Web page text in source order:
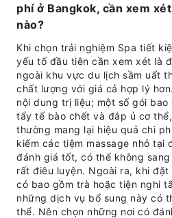
phí ở Bangkok, cần xem
nào?
Khi chọn trải nghiệm Spa tiết
yếu tố đầu tiên cần xem xét là
ngoài khu vực du lịch sầm uất
chất lượng với giá cả hợp lý
nội dung trị liệu; một số gói
tẩy tế bào chết và đắp ủ cơ
thường mang lại hiệu quả chi
kiếm các tiệm massage nhỏ tại
đánh giá tốt, có thể không
rất điêu luyện. Ngoài ra, khi
có bao gồm trà hoặc tiện nghi
những dịch vụ bổ sung này có
thể. Nên chọn những nơi có